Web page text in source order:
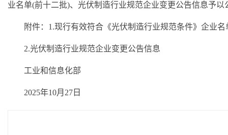
业名单(前十二批)、光伏制造行业规范企业变更公告信息予以
附件：1.现行有效符合《光伏制造行业规范条件》企业名
2.光伏制造行业规范企业变更公告信息
工业和信息化部
2025年10月27日